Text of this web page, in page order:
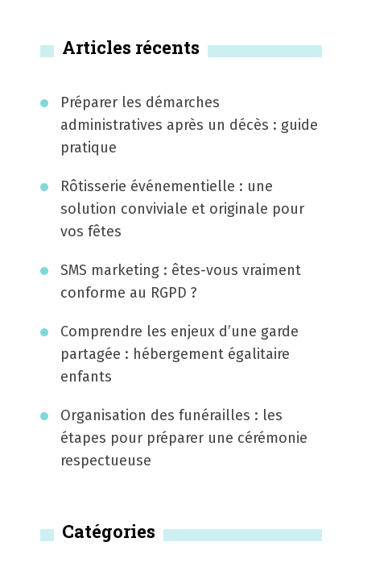
Articles récents
Préparer les démarches
administratives après un décès : guide
pratique
Rôtisserie événementielle : une
solution conviviale et originale pour
vos fêtes
SMS marketing : êtes-vous vraiment
conforme au RGPD ?
Comprendre les enjeux d’une garde
partagée : hébergement égalitaire
enfants
Organisation des funérailles : les
étapes pour préparer une cérémonie
respectueuse
Catégories